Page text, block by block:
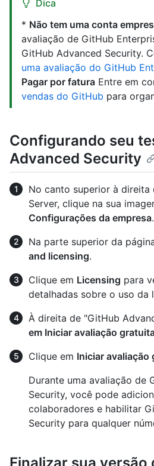
Dica
* Não tem uma conta
avaliação de GitHub
GitHub Advanced Security.
uma avaliação do GitHub
Pagar por fatura Entre em
vendas do GitHub para
Configurando seu
Advanced Security
No canto superior à direita
Server, clique na sua
Configurações da empresa.
Na parte superior da
and licensing.
Clique em Licensing para
detalhadas sobre o uso da
À direita de "GitHub
em Iniciar avaliação
Clique em Iniciar avaliação
Durante uma avaliação de
Security, você pode
colaboradores e habilitar
Security para qualquer